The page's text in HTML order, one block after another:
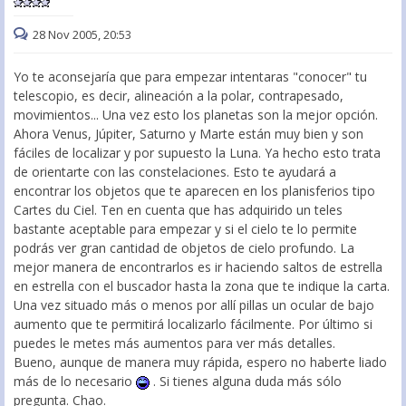
28 Nov 2005, 20:53
Yo te aconsejaría que para empezar intentaras "conocer" tu
telescopio, es decir, alineación a la polar, contrapesado,
movimientos... Una vez esto los planetas son la mejor opción.
Ahora Venus, Júpiter, Saturno y Marte están muy bien y son
fáciles de localizar y por supuesto la Luna. Ya hecho esto trata
de orientarte con las constelaciones. Esto te ayudará a
encontrar los objetos que te aparecen en los planisferios tipo
Cartes du Ciel. Ten en cuenta que has adquirido un teles
bastante aceptable para empezar y si el cielo te lo permite
podrás ver gran cantidad de objetos de cielo profundo. La
mejor manera de encontrarlos es ir haciendo saltos de estrella
en estrella con el buscador hasta la zona que te indique la carta.
Una vez situado más o menos por allí pillas un ocular de bajo
aumento que te permitirá localizarlo fácilmente. Por último si
puedes le metes más aumentos para ver más detalles.
Bueno, aunque de manera muy rápida, espero no haberte liado
más de lo necesario
. Si tienes alguna duda más sólo
pregunta. Chao.